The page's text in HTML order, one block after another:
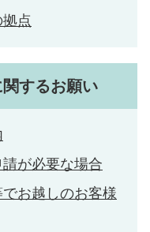
点
するお願い
が必要な場合
お越しのお客様